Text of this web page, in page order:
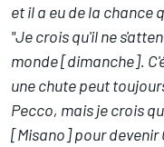
et il a eu de la chance
"Je crois qu'il ne
monde [dimanche].
une chute peut
Pecco, mais je crois
[Misano] pour devenir